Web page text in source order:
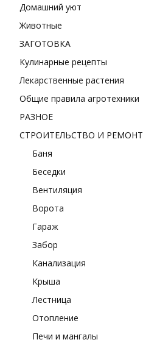
Домашний уют
Животные
ЗАГОТОВКА
Кулинарные рецепты
Лекарственные растения
Общие правила агротехники
РАЗНОЕ
СТРОИТЕЛЬСТВО И РЕМОНТ
Баня
Беседки
Вентиляция
Ворота
Гараж
Забор
Канализация
Крыша
Лестница
Отопление
Печи и мангалы